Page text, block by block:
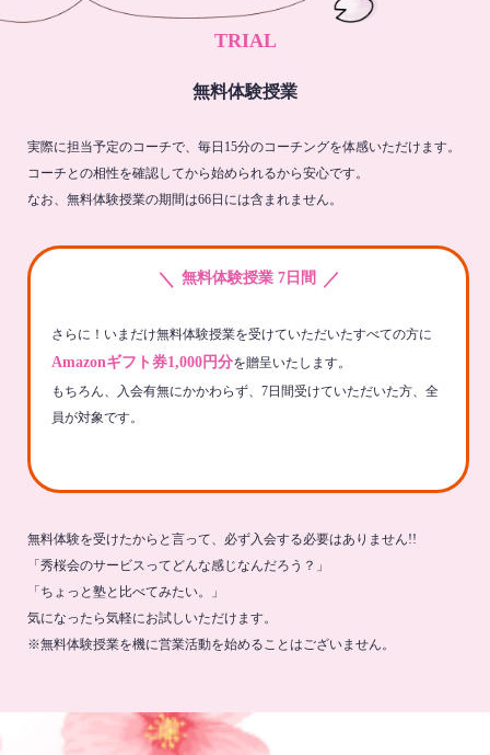
TRIAL
無料体験授業
実際に担当予定のコーチで、毎日15分のコーチングを体感いただけます。
コーチとの相性を確認してから始められるから安心です。
なお、無料体験授業の期間は66日には含まれません。
＼ 無料体験授業 7日間 ／
さらに！いまだけ無料体験授業を受けていただいたすべての方に
Amazonギフト券1,000円分を贈呈いたします。
もちろん、入会有無にかかわらず、7日間受けていただいた方、全
員が対象です。
無料体験を受けたからと言って、必ず入会する必要はありません!!
「秀桜会のサービスってどんな感じなんだろう？」
「ちょっと塾と比べてみたい。」
気になったら気軽にお試しいただけます。
※無料体験授業を機に営業活動を始めることはございません。